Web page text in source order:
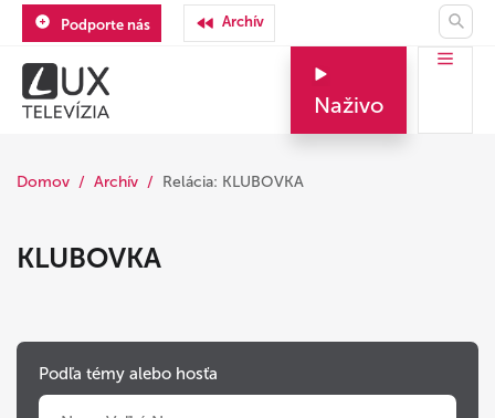
Podporte nás Archív
Naživo
Domov Archív Relácia: KLUBOVKA
KLUBOVKA
Podľa témy alebo hosťa